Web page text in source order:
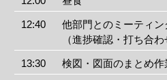
12:40
他部門とのミーティン
（進捗確認・打ち合わ
13:30 検図・図面のまとめ作